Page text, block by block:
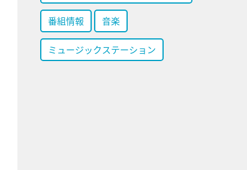
番組情報 音楽
ミュージックステーション